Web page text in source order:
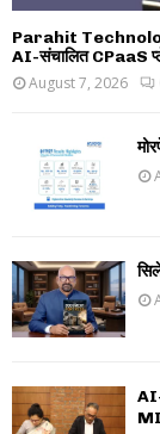
Parahit
AI-संचालित CPaaS
August 7, 2026
AI-